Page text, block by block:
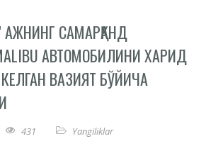
АЖНИНГ САМАРҚАНД
АВТОМОБИЛИНИ ХАРИД
ВАЗИЯТ БЎЙИЧА
431 Yangiliklar